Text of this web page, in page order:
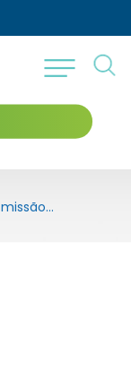
Avião da FAB realiza missão de transporte de órgão para transplante em Barretos